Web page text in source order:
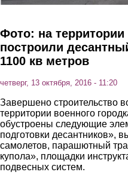
Фото: на
построили
1100 кв метров
четверг, 13 октября, 2016 - 11:20
Завершено строительство
территории военного
обустроены следующие
подготовки десантников»,
самолетов, парашютный
купола», площадки
подвесных систем.